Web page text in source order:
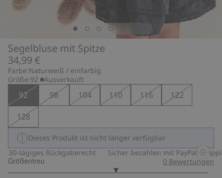
Segelbluse mit Spitze
34,99 €
Farbe:Naturweiß / einfarbig
Größe:92 Ausverkauft
92 98 104 110 116
122
128
Dieses Produkt ist nicht länger verfügbar
30-tägiges Rückgaberecht
Sicher bezahlen mit PayPal & Apple
Größentreu 0 Bewertungen